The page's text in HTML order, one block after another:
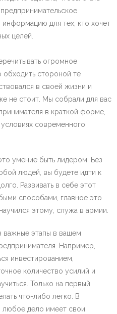
для тех, кто хочет
целей.
огромное
обходить стороной те
в своей жизни и
не стоит. Мы собрали для вас
в краткой форме,
условиях современного
умение быть лидером. Без
людей, вы будете идти к
Развивать в себе этот
способами, главное это
этому, служа в армии.
важные этапы в вашем
Например,
инвестированием,
количество усилий и
Только на первый
что-либо легко. В
любое дело имеет свои